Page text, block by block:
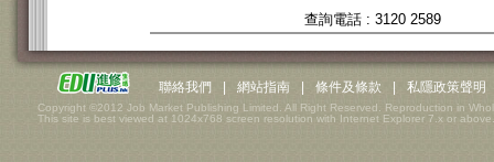
查詢電話 : 3120 2589
聯絡我們 網站指南 條件及條款 私隱政策聲明
Copyright ©2012 Job Market Publishing Limited. All Right Reserved. Reproduction in
This site is best viewed at 1024x768 screen resolution with Internet Explorer 7.x or